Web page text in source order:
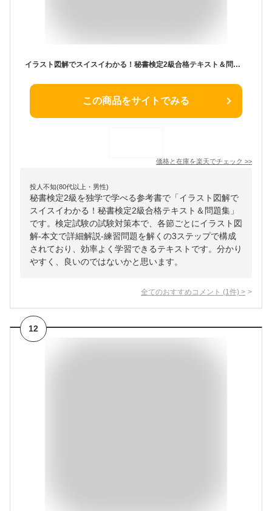
イラスト図解でスイスイわかる！秘書検定2級合格テキスト＆問題集 [ 杉本直鴻 ]
この商品をサイトでみる
価格と在庫を楽天でチェック >>
投人不知(80代以上・男性)
秘書検定2級を独学で学べる参考書で「イラスト図解で
スイスイわかる！秘書検定2級合格テキスト＆問題集」
です。検定試験の試験対策本で、各節ごとにイラスト図
解-本文で詳細解説-練習問題を解くの3ステップで構成
されており、効率よく学習できるテキストです。分かり
やすく、良いのではないかと思います。
全てのおすすめコメント (1 件) >
12